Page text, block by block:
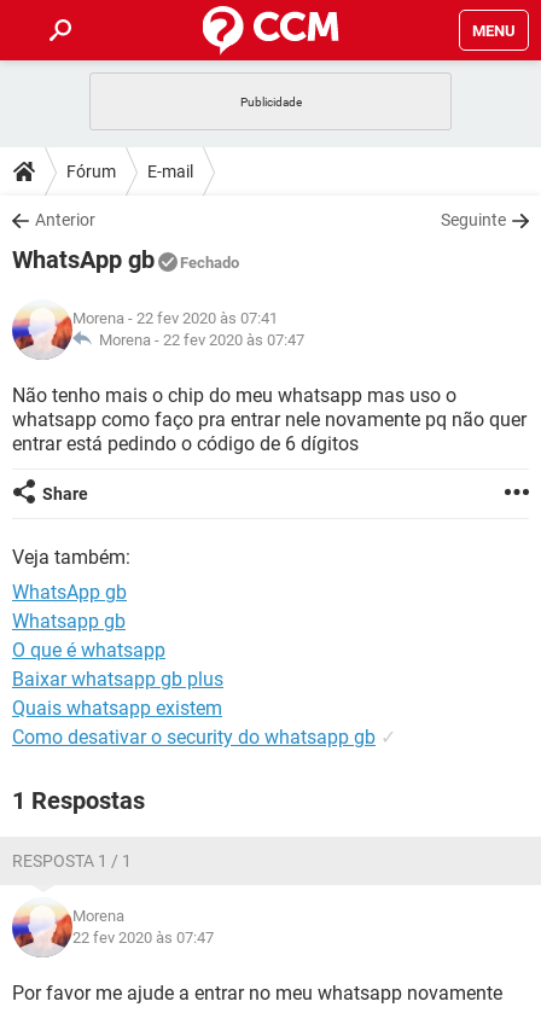
MENU
CELULAR
OUTLOOK
INSTAGRAM
DICAS
JOGOS
INSTAGRAM
GUIA DE COMPRAS
DOWNLOADS
JOGOS
OUTLOOK EXCEL
INSTAGRAM GMAIL
GUIA DE COMPRAS
JOGOS
CELULAR
OUTLOOK EXCEL
INSTAGRAM GMAIL
GUIA DE COMPRAS
GLOSSÁRIO
JOGOS WHATSAPP
CELULAR FACEBOOK
INSTAGRAM
GUIA DE COMPRAS
Fórum E-mail
Anterior Seguinte
WhatsApp gb Fechado
Morena - 22 fev 2020 às 07:41
Morena - 22 fev 2020 às 07:47
Não tenho mais o chip do meu whatsapp mas uso o
whatsapp como faço pra entrar nele novamente pq não quer
entrar está pedindo o código de 6 dígitos
Share
Veja também:
WhatsApp gb
Whatsapp gb
O que é whatsapp
Baixar whatsapp gb plus
Quais whatsapp existem
Como desativar o security do whatsapp gb ✓
1 Respostas
RESPOSTA 1 / 1
Morena
22 fev 2020 às 07:47
Por favor me ajude a entrar no meu whatsapp novamente